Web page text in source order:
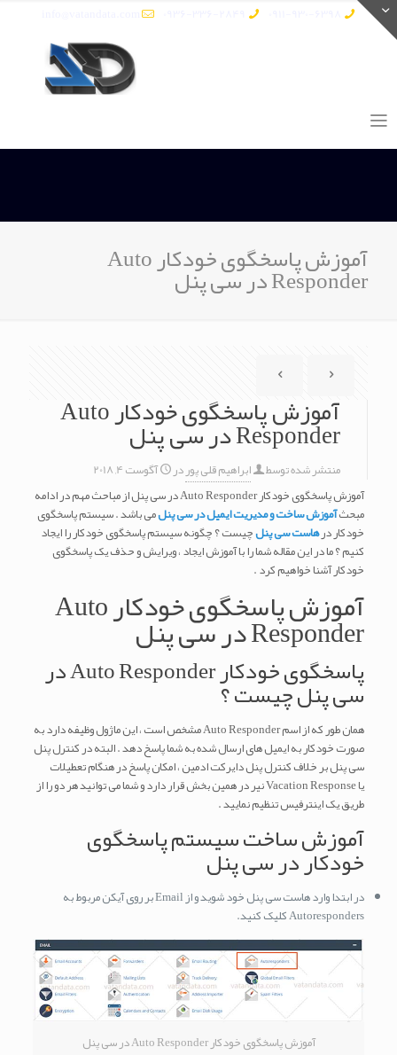
آموزش پاسخگوی خودکار Auto Responder در سی پنل
آموزش پاسخگوی خودکار Auto Responder در سی پنل
منتشر شده توسط ابراهیم قلی پوردر
آگوست 4, 2018
آموزش پاسخگوی خودکار Auto Responder در سی پنل از مباحث مهم در ادامه
مبحثآموزش ساخت و مدیریت ایمیل در سی پنلمی باشد . سیستم پاسخگوی
خودکار درهاست سی پنلچیست ؟ چگونه سیستم پاسخگوی خودکار را ایجاد
کنیم ؟ ما در این مقاله شما را با آموزش ایجاد ، ویرایش و حذف یک پاسخگوی
خودکار آشنا خواهیم کرد .
آموزش پاسخگوی خودکار Auto Responder در سی پنل
پاسخگوی خودکار Auto Responder در
سی پنل چیست ؟
همان طور که از اسم Auto Responder مشخص است ، این ماژول وظیفه دارد به
صورت خودکار به ایمیل های ارسال شده به شما پاسخ دهد . البته در کنترل پنل
سی پنل بر خلاف کنترل پنل دایرکت ادمین ، امکان پاسخ در هنگام تعطیلات
یا Vacation Response نیر در همین بخش قرار دارد و شما می توانید هر دو را از
طریق یک اینترفیس تنظیم نمایید .
آموزش ساخت سیستم پاسخگوی
خودکار در سی پنل
در ابتدا وارد هاست سی پنل خود شوید و از Email بر روی آیکن مربوط به
Autoresponders کلیک کنید.
آموزش پاسخگوی خودکار Auto Responder در سی پنل